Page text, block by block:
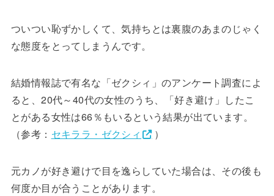
ついつい恥ずかしくて、気持ちとは裏腹のあまのじゃく
な態度をとってしまうんです。
結婚情報誌で有名な「ゼクシィ」のアンケート調査によ
ると、20代～40代の女性のうち、「好き避け」したこ
とがある女性は66％もいるという結果が出ています。
（参考： セキララ・ゼクシィ ）
元カノが好き避けで目を逸らしていた場合は、その後も
何度か目が合うことがあります。